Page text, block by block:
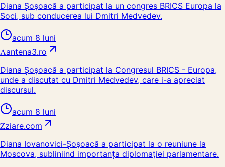
Diana Șoșoacă a participat la un congres BRICS Europa la
Soci, sub conducerea lui Dmitri Medvedev.
acum 8 luni
Aantena3.ro
Diana Șoșoacă a participat la Congresul BRICS - Europa,
unde a discutat cu Dmitri Medvedev, care i-a apreciat
discursul.
acum 8 luni
Zziare.com
Diana Iovanovici-Șoșoacă a participat la o reuniune la
Moscova, subliniind importanța diplomației parlamentare.